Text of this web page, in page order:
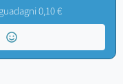
0,10 €